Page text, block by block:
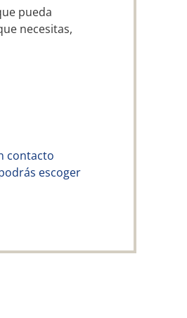
pueda
necesitas,
contacto
escoger